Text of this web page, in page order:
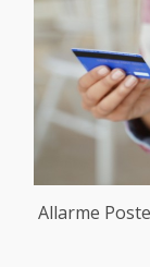
Allarme